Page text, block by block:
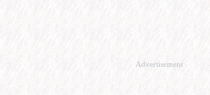
Advertisement